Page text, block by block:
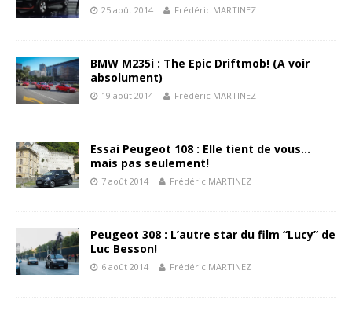
25 août 2014 Frédéric MARTINEZ
BMW M235i : The Epic Driftmob! (A voir
absolument)
19 août 2014 Frédéric MARTINEZ
Essai Peugeot 108 : Elle tient de vous…
mais pas seulement!
7 août 2014 Frédéric MARTINEZ
Peugeot 308 : L’autre star du film “Lucy” de
Luc Besson!
6 août 2014 Frédéric MARTINEZ